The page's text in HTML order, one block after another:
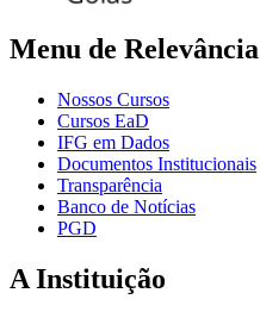
Menu de Relevância
Nossos Cursos
Cursos EaD
IFG em Dados
Documentos Institucionais
Transparência
Banco de Notícias
PGD
A Instituição